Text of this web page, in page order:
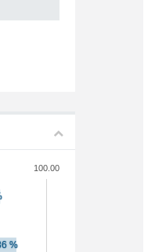
100.00